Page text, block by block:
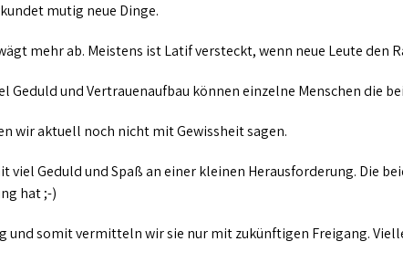
mutig neue Dinge.
mehr ab. Meistens ist Latif versteckt, wenn neue Leute den
Geduld und Vertrauenaufbau können einzelne Menschen die
wir aktuell noch nicht mit Gewissheit sagen.
viel Geduld und Spaß an einer kleinen Herausforderung. Die
hat ;-)
und somit vermitteln wir sie nur mit zukünftigen Freigang.